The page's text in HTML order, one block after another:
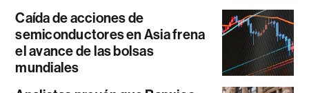
Caída de acciones de
semiconductores en Asia frena
el avance de las bolsas
mundiales